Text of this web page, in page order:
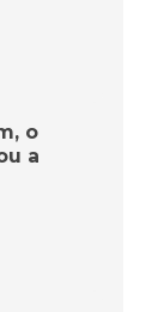
o
a